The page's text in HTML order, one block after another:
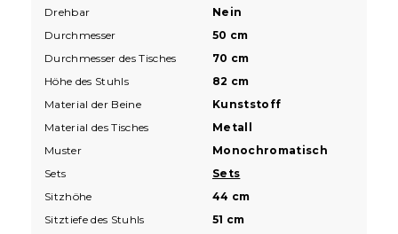
Drehbar
Nein
Durchmesser
50 cm
Durchmesser des Tisches
70 cm
Höhe des Stuhls
82 cm
Material der Beine
Kunststoff
Material des Tisches
Metall
Muster
Monochromatisch
Sets
Sets
Sitzhöhe
44 cm
Sitztiefe des Stuhls
51 cm